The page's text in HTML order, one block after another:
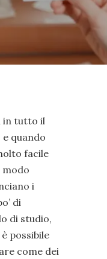
in tutto il
quando
facile
i
di
di studio,
possibile
come dei